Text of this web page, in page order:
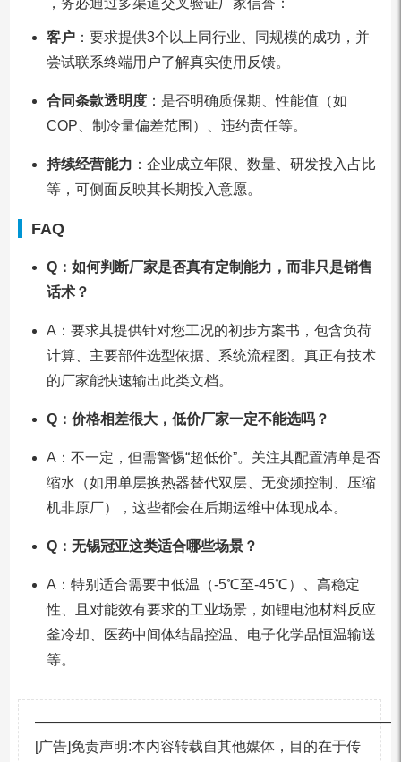
，务必通过多渠道交叉验证厂家信誉：
客户：要求提供3个以上同行业、同规模的成功，并
尝试联系终端用户了解真实使用反馈。
合同条款透明度：是否明确质保期、性能值（如
COP、制冷量偏差范围）、违约责任等。
持续经营能力 ：企业成立年限、数量、研发投入占比
等，可侧面反映其长期投入意愿。
FAQ
Q：如何判断厂家是否真有定制能力，而非只是销售
话术？
A：要求其提供针对您工况的初步方案书，包含负荷
计算、主要部件选型依据、系统流程图。真正有技术
的厂家能快速输出此类文档。
Q：价格相差很大，低价厂家一定不能选吗？
A：不一定，但需警惕“超低价”。关注其配置清单是否
缩水（如用单层换热器替代双层、无变频控制、压缩
机非原厂），这些都会在后期运维中体现成本。
Q：无锡冠亚这类适合哪些场景？
A：特别适合需要中低温（-5℃至-45℃）、高稳定
性、且对能效有要求的工业场景，如锂电池材料反应
釜冷却、医药中间体结晶控温、电子化学品恒温输送
等。
[广告]免责声明:本内容转载自其他媒体，目的在于传